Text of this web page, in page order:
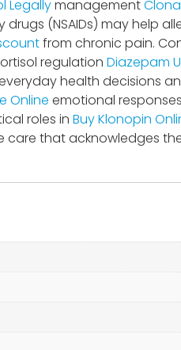
Legallymanagement
(NSAIDs) may help
from chronic pain.
regulation Diazepam
health decisions
Online emotional
roles in Buy Klonopin
that acknowledges